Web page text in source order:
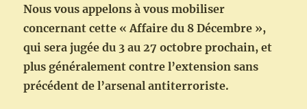
Nous vous appelons à vous mobiliser
concernant cette « Affaire du 8 Décembre »,
qui sera jugée du 3 au 27 octobre prochain, et
plus généralement contre l’extension sans
précédent de l’arsenal antiterroriste.